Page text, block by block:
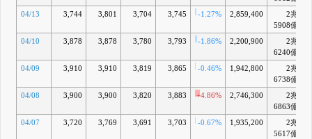
04/13
3,744 3,801 3,704 3,745 -1.27% 2,859,400
2兆
5908億
04/10 3,878 3,878 3,780 3,793 -1.86% 2,200,900
2兆
6240億
04/09 3,910 3,910 3,819 3,865 -0.46% 1,942,800
2兆
6738億
04/08 3,900 3,900 3,820 3,883 +4.86% 2,746,300
2兆
6863億
04/07 3,720 3,769 3,691 3,703 -0.67% 1,935,200
2兆
5617億